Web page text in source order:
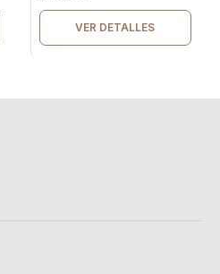
VER DETALLES